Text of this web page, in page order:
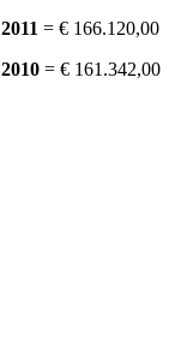
2011 = € 166.120,00
2010 = € 161.342,00